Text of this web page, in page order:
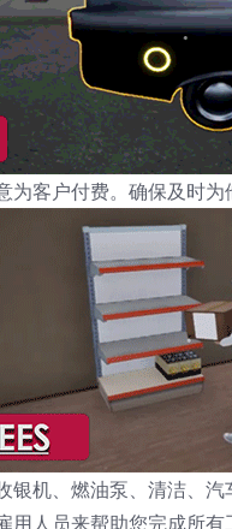
为客户付费。确保及时
银机、燃油泵、清洁、
用人员来帮助您完成所有